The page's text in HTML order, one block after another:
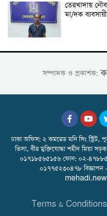
তেরখাদায়
মা/দক
সম্পাদক ও প্রকাশক:
ঢাকা অফিস: ২ কমরেড মনি সিং স্ট্রিট,
ভিলা, বীর মুক্তিযোদ্ধা শহীদ মিয়া
০১৭১৮৫৬৫১৫৬ ফোন: ০২-
০১৭৭৫২৩০৪৭৮
Terms & Conditions